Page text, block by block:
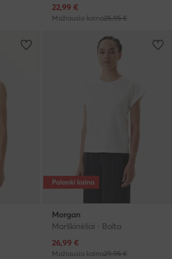
Dabartinė kaina
22,99 €
Mažiausia kaina25,95 €
Palanki kaina
Morgan
Marškinėliai · Balta
Dabartinė kaina
26,99 €
Mažiausia kaina29,95 €